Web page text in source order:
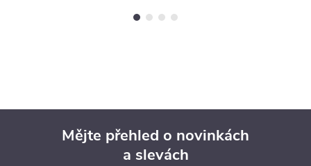
Mějte přehled o novinkách
a slevách